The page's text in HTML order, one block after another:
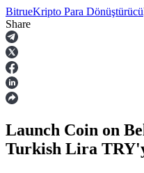
Vadeli İşlemler
BitrueKripto Para Dönüştürücü
Share
Launch Coin on
Turkish Lira TRY